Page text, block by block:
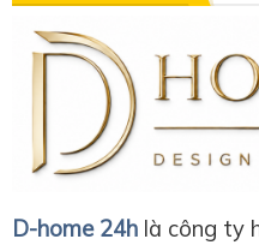
D-home 24h là công ty